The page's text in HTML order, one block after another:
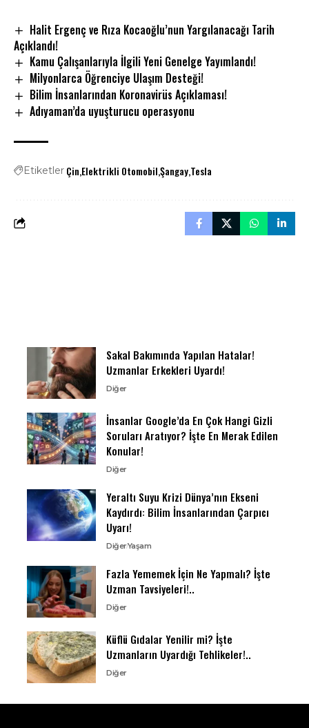
Halit Ergenç ve Rıza Kocaoğlu’nun Yargılanacağı Tarih
Açıklandı!
Kamu Çalışanlarıyla İlgili Yeni Genelge Yayımlandı!
Milyonlarca Öğrenciye Ulaşım Desteği!
Bilim İnsanlarından Koronavirüs Açıklaması!
Adıyaman’da uyuşturucu operasyonu
Etiketler Çin Elektrikli OtomobilŞangayTesla
Sakal Bakımında Yapılan Hatalar!
Uzmanlar Erkekleri Uyardı!
Diğer
İnsanlar Google’da En Çok Hangi Gizli
Soruları Aratıyor? İşte En Merak Edilen
Konular!
Diğer
Yeraltı Suyu Krizi Dünya’nın Ekseni
Kaydırdı: Bilim İnsanlarından Çarpıcı
Uyarı!
DiğerYaşam
Fazla Yememek İçin Ne Yapmalı? İşte
Uzman Tavsiyeleri!..
Diğer
Küflü Gıdalar Yenilir mi? İşte
Uzmanların Uyardığı Tehlikeler!..
Diğer